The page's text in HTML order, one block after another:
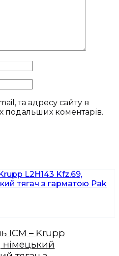
та адресу сайту в
подальших коментарів.
ICM – Krupp
німецький